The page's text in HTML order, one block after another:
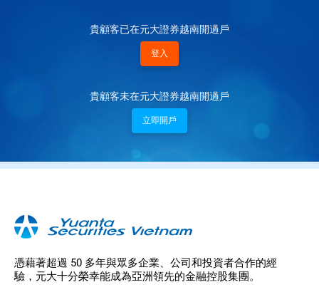
貴顧客已在元大證券越南開過戶
登入
貴顧客未在元大證券越南開過戶
立即開戶
憑藉著超過 50 多年與眾多企業、公司和投資者合作的經
驗，元大十分榮幸能成為亞洲領先的金融控股集團。